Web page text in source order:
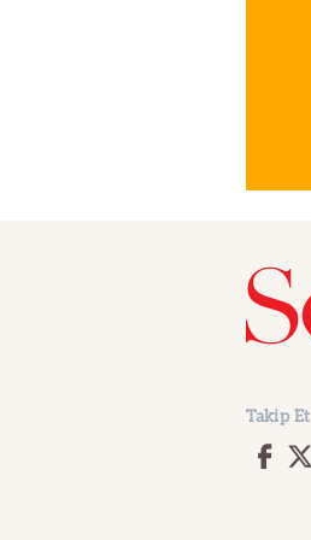
Takip Et